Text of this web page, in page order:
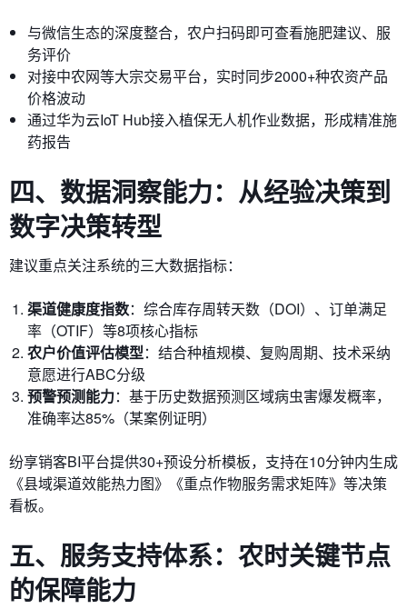
与微信生态的深度整合，农户扫码即可查看施肥建议、服
务评价
对接中农网等大宗交易平台，实时同步2000+种农资产品
价格波动
通过华为云IoT Hub接入植保无人机作业数据，形成精准施
药报告
四、数据洞察能力：从经验决策到
数字决策转型
建议重点关注系统的三大数据指标：
渠道健康度指数：综合库存周转天数（DOI）、订单满足
率（OTIF）等8项核心指标
农户价值评估模型：结合种植规模、复购周期、技术采纳
意愿进行ABC分级
预警预测能力：基于历史数据预测区域病虫害爆发概率，
准确率达85%（某案例证明）
纷享销客BI平台提供30+预设分析模板，支持在10分钟内生成
《县域渠道效能热力图》《重点作物服务需求矩阵》等决策
看板。
五、服务支持体系：农时关键节点
的保障能力